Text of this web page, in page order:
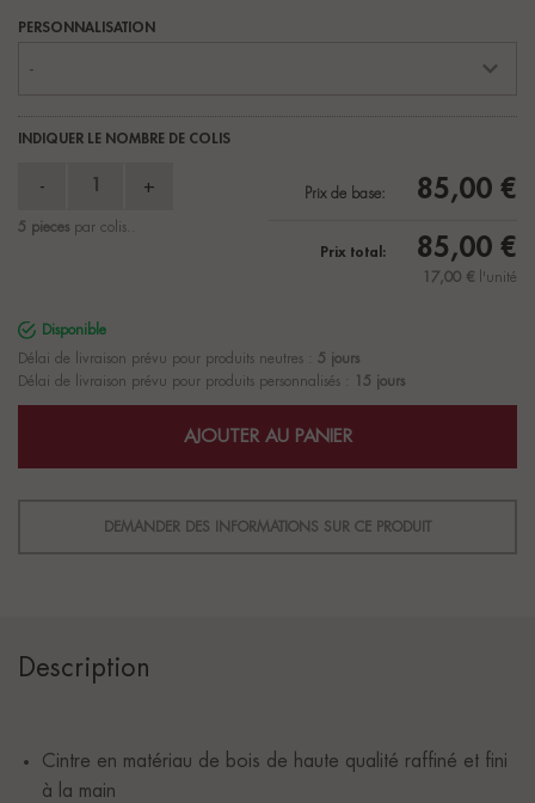
PERSONNALISATION
INDIQUER LE NOMBRE DE COLIS
5 pieces par colis..
Prix de base: 85,00 €
Prix total: 85,00 €
17,00 € l'unité
Disponible
Délai de livraison prévu pour produits neutres : 5 jours
Délai de livraison prévu pour produits personnalisés :
15 jours
AJOUTER AU PANIER
DEMANDER DES INFORMATIONS SUR CE PRODUIT
Description
Cintre en matériau de bois de haute qualité raffiné et fini
à la main